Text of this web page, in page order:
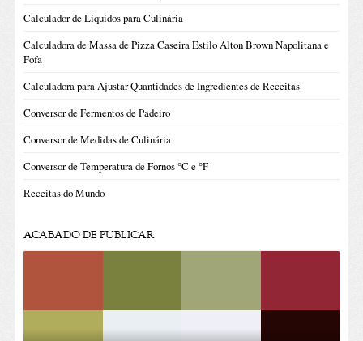
Calculador de Líquidos para Culinária
Calculadora de Massa de Pizza Caseira Estilo Alton Brown Napolitana e
Fofa
Calculadora para Ajustar Quantidades de Ingredientes de Receitas
Conversor de Fermentos de Padeiro
Conversor de Medidas de Culinária
Conversor de Temperatura de Fornos °C e °F
Receitas do Mundo
ACABADO DE PUBLICAR